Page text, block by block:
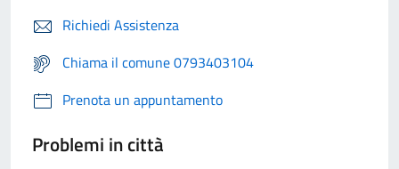
Richiedi Assistenza
Chiama il comune 0793403104
Prenota un appuntamento
Problemi in città